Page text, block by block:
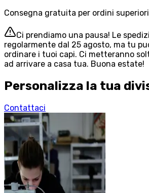
Consegna gratuita per ordini
Ci prendiamo una pausa! Le
regolarmente dal 25 agosto, ma tu
ordinare i tuoi capi. Ci metteranno
ad arrivare a casa tua. Buona estate!
Personalizza la tua
Contattaci